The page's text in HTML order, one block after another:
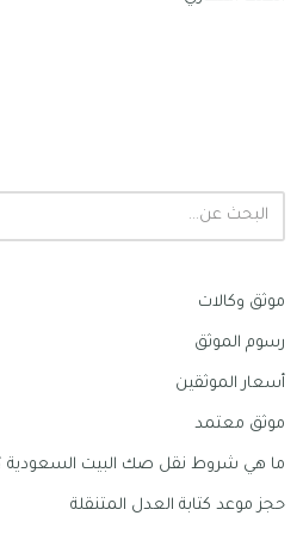
موثق وكالات
رسوم الموثق
أسعار الموثقين
موثق معتمد
ما هي شروط نقل صك البيت السعودية
حجز موعد كتابة العدل المتنقلة